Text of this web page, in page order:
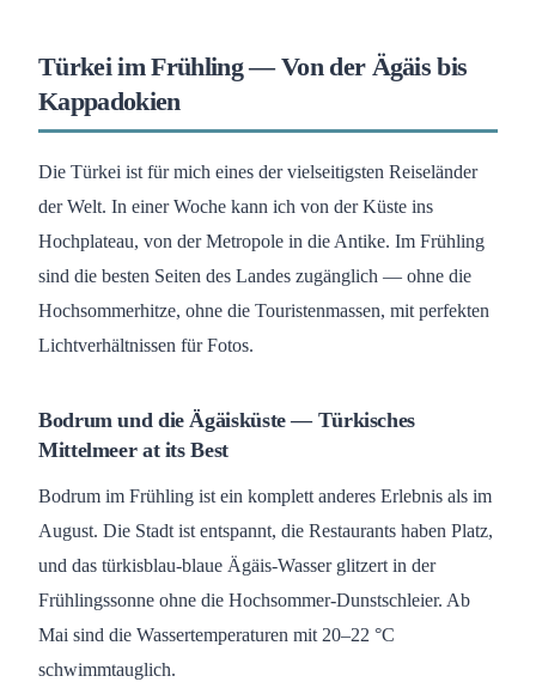
Türkei im Frühling — Von der Ägäis bis
Kappadokien
Die Türkei ist für mich eines der vielseitigsten Reiseländer
der Welt. In einer Woche kann ich von der Küste ins
Hochplateau, von der Metropole in die Antike. Im Frühling
sind die besten Seiten des Landes zugänglich — ohne die
Hochsommerhitze, ohne die Touristenmassen, mit perfekten
Lichtverhältnissen für Fotos.
Bodrum und die Ägäisküste — Türkisches
Mittelmeer at its Best
Bodrum im Frühling ist ein komplett anderes Erlebnis als im
August. Die Stadt ist entspannt, die Restaurants haben Platz,
und das türkisblau-blaue Ägäis-Wasser glitzert in der
Frühlingssonne ohne die Hochsommer-Dunstschleier. Ab
Mai sind die Wassertemperaturen mit 20–22 °C
schwimmtauglich.